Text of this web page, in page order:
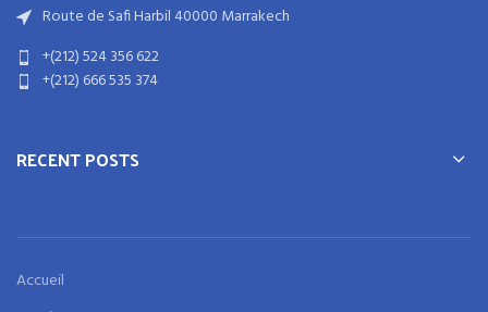
Route de Safi Harbil 40000 Marrakech
+(212) 524 356 622
+(212) 666 535 374
RECENT POSTS
Accueil